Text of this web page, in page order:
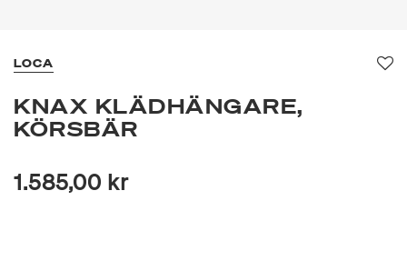
LOCA
KNAX KLÄDHÄNGARE,
KÖRSBÄR
1.585,00 kr